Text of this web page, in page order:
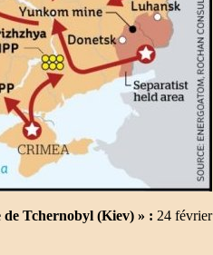
de Tchernobyl (Kiev) » : 24 février